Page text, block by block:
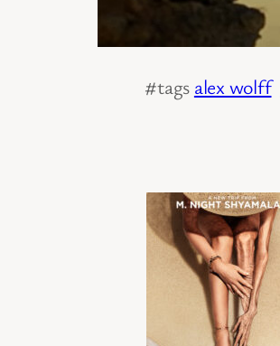
#tags alex wolff